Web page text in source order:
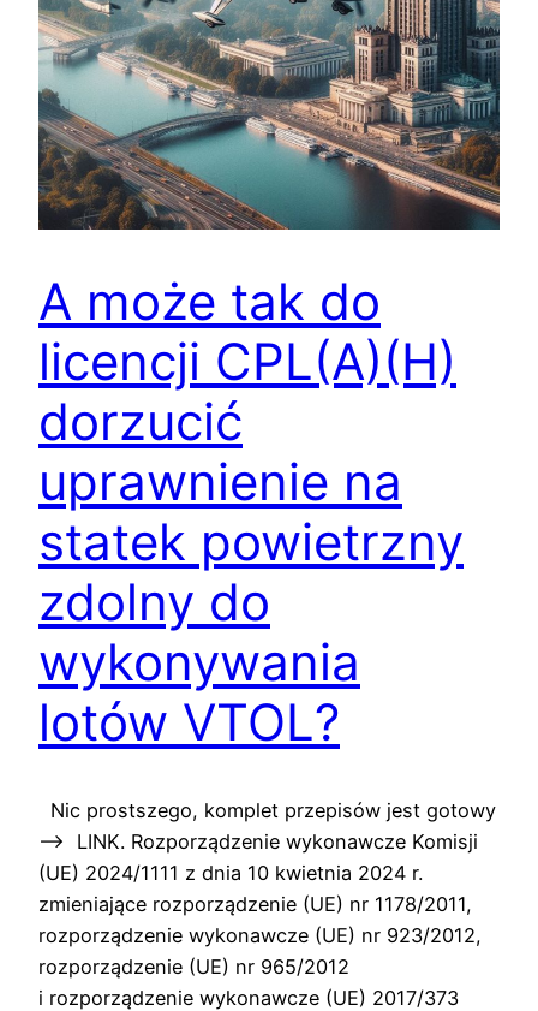
A może tak do
licencji CPL(A)(H)
dorzucić
uprawnienie na
statek powietrzny
zdolny do
wykonywania
lotów VTOL?
Nic prostszego, komplet przepisów jest gotowy
—> LINK. Rozporządzenie wykonawcze Komisji
(UE) 2024/1111 z dnia 10 kwietnia 2024 r.
zmieniające rozporządzenie (UE) nr 1178/2011,
rozporządzenie wykonawcze (UE) nr 923/2012,
rozporządzenie (UE) nr 965/2012
i rozporządzenie wykonawcze (UE) 2017/373